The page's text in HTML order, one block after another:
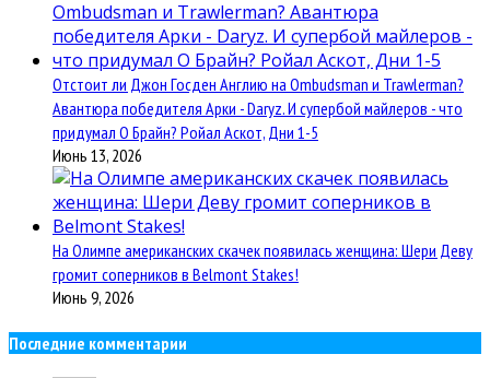
Отстоит ли Джон Госден Англию на Ombudsman и Trawlerman?
Авантюра победителя Арки - Daryz. И супербой майлеров - что
придумал О Брайн? Ройал Аскот, Дни 1-5
Июнь 13, 2026
На Олимпе американских скачек появилась женщина: Шери Деву
громит соперников в Belmont Stakes!
Июнь 9, 2026
Последние комментарии